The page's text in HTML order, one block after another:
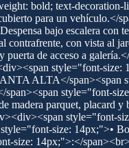
bold; text-decoration-
para un vehículo.</
bajo escalera con
con vista al
de acceso a
style="font-size:
ALTA</span><span
style="font-
madera parquet, placard
style="font-
size: 14px;">•
size: 14px;">:</